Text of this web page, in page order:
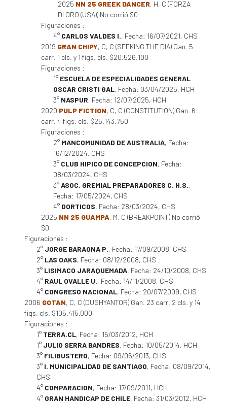
2025 NN 25 GREEK DANCER, H, C (FORZA
DI ORO (USA)) No corrió $0
Figuraciones :
4° CARLOS VALDES I., Fecha: 16/07/2021, CHS
2019 GRAN CHIPY, C, C (SEEKING THE DIA) Gan. 5
carr. 1 cls. y 1 figs. cls. $20.526.100
Figuraciones :
1° ESCUELA DE ESPECIALIDADES GENERAL
OSCAR CRISTI GAL, Fecha: 03/04/2025, HCH
3° NASPUR, Fecha: 12/07/2025, HCH
2020 PULP FICTION, C, C (CONSTITUTION) Gan. 6
carr. 4 figs. cls. $25.143.750
Figuraciones :
2° MANCOMUNIDAD DE AUSTRALIA, Fecha:
16/12/2024, CHS
3° CLUB HIPICO DE CONCEPCION, Fecha:
08/03/2024, CHS
3°ASOC. GREMIAL PREPARADORES C. H.S.,
Fecha: 17/05/2024, CHS
4° DORTICOS, Fecha: 28/03/2024, CHS
2025 NN 25 GUAMPA, M, C (BREAKPOINT) No corrió
$0
Figuraciones :
2° JORGE BARAONA P., Fecha: 17/09/2008, CHS
2° LAS OAKS, Fecha: 08/12/2008, CHS
3° LISIMACO JARAQUEMADA, Fecha: 24/10/2008, CHS
4° RAUL OVALLE U., Fecha: 14/11/2008, CHS
4° CONGRESO NACIONAL, Fecha: 20/07/2009, CHS
2006 GOTAN, C, C (DUSHYANTOR) Gan. 23 carr. 2 cls. y 14
figs. cls. $105.415.000
Figuraciones :
1° TERRA.CL, Fecha: 15/03/2012, HCH
1° JULIO SERRA BANDRES, Fecha: 10/05/2014, HCH
3° FILIBUSTERO, Fecha: 09/06/2013, CHS
3° I. MUNICIPALIDAD DE SANTIAGO, Fecha: 08/09/2014,
CHS
4° COMPARACION, Fecha: 17/09/2011, HCH
4° GRAN HANDICAP DE CHILE, Fecha: 31/03/2012, HCH